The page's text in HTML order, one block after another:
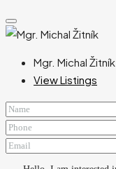
Mgr. Michal Žitník
View Listings